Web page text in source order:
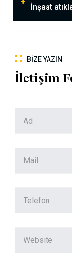
İnşaat
BIZE YAZIN
İletişim